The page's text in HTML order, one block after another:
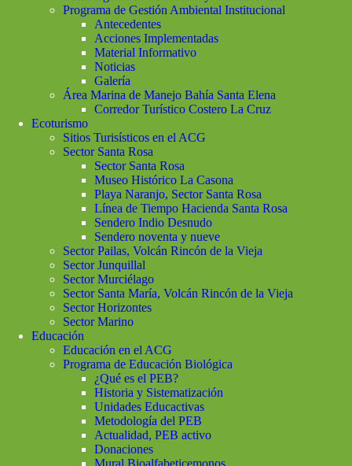
Programa de Gestión Ambiental Institucional
Antecedentes
Acciones Implementadas
Material Informativo
Noticias
Galería
Área Marina de Manejo Bahía Santa Elena
Corredor Turístico Costero La Cruz
Ecoturismo
Sitios Turisísticos en el ACG
Sector Santa Rosa
Sector Santa Rosa
Museo Histórico La Casona
Playa Naranjo, Sector Santa Rosa
Línea de Tiempo Hacienda Santa Rosa
Sendero Indio Desnudo
Sendero noventa y nueve
Sector Pailas, Volcán Rincón de la Vieja
Sector Junquillal
Sector Murciélago
Sector Santa María, Volcán Rincón de la Vieja
Sector Horizontes
Sector Marino
Educación
Educación en el ACG
Programa de Educación Biológica
¿Qué es el PEB?
Historia y Sistematización
Unidades Educactivas
Metodología del PEB
Actualidad, PEB activo
Donaciones